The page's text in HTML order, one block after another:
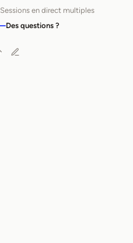
Sessions en direct multiples
Des questions ?